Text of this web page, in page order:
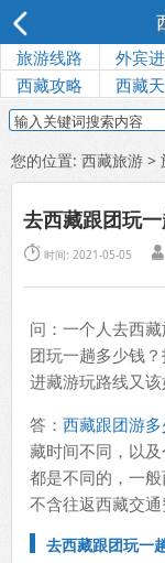
旅游线路 外宾
西藏攻略
西藏
您的位置: 西藏旅游 >
去西藏跟团玩
 时间: 2021-05-05 
问：一个人去西
团玩一趟多少钱
进藏游玩路线又该
答： 西藏跟团游
藏时间不同，以
都是不同的，一
不含往返西藏交通
去西藏跟团玩一